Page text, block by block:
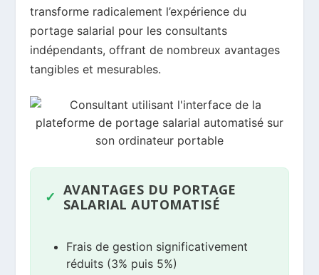
transforme radicalement l’expérience du
portage salarial pour les consultants
indépendants, offrant de nombreux avantages
tangibles et mesurables.
AVANTAGES DU PORTAGE
SALARIAL AUTOMATISÉ
Frais de gestion significativement
réduits (3% puis 5%)